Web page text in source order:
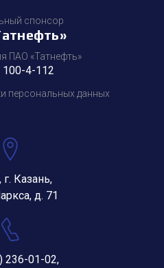
спонсор
ПАО «Татнефть»
100-4-112
персональных данных
Казань,
д. 71
236-01-02,